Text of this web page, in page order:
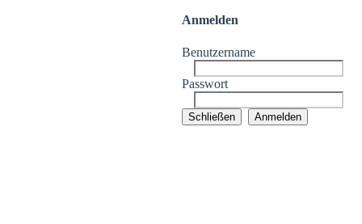
Anmelden
Benutzername
Passwort
Schließen